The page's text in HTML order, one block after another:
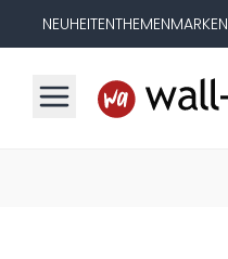
NEUHEITENTHEMENMARKEN